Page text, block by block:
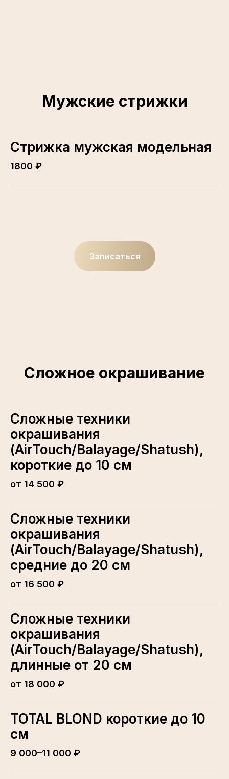
Мужские стрижки
Стрижка мужская модельная
1800 ₽
Записаться
Сложное окрашивание
Сложные техники
окрашивания
(AirTouch/Balayage/Shatush),
короткие до 10 см
от 14 500 ₽
Сложные техники
окрашивания
(AirTouch/Balayage/Shatush),
средние до 20 см
от 16 500 ₽
Сложные техники
окрашивания
(AirTouch/Balayage/Shatush),
длинные от 20 см
от 18 000 ₽
TOTAL BLOND короткие до 10
см
9 000–11 000 ₽